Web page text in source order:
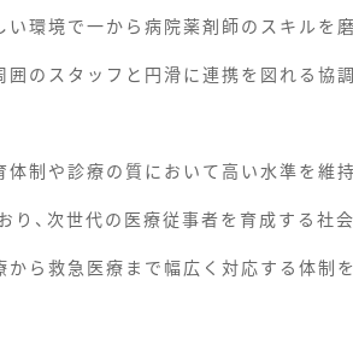
環境で一から病院薬剤師のスキルを
のスタッフと円滑に連携を図れる協
制や診療の質において高い水準を維
、次世代の医療従事者を育成する社
ら救急医療まで幅広く対応する体制